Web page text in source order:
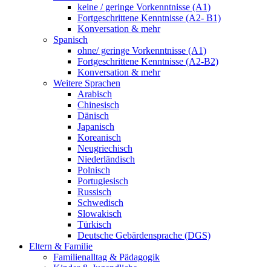
keine / geringe Vorkenntnisse (A1)
Fortgeschrittene Kenntnisse (A2- B1)
Konversation & mehr
Spanisch
ohne/ geringe Vorkenntnisse (A1)
Fortgeschrittene Kenntnisse (A2-B2)
Konversation & mehr
Weitere Sprachen
Arabisch
Chinesisch
Dänisch
Japanisch
Koreanisch
Neugriechisch
Niederländisch
Polnisch
Portugiesisch
Russisch
Schwedisch
Slowakisch
Türkisch
Deutsche Gebärdensprache (DGS)
Eltern & Familie
Familienalltag & Pädagogik